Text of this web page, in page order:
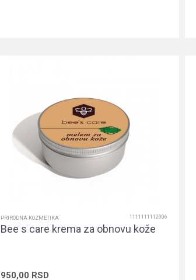
PRIRODNA KOZMETIKA 1111111112006
Bee s care krema za obnovu kože
950,00 RSD